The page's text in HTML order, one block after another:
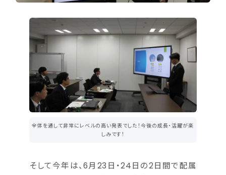
全体を通して非常にレベルの高い発表でした！今後の成長・活躍が楽
しみです！
そして今年は、6月23日・24日の2日間で配属